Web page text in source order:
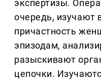
экспертизы.
очередь, изучают
причастность
эпизодам,
разыскивают
цепочки.